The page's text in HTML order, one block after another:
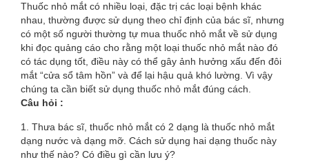
NHỎ
MẮT
ĐÚNG
CÁCH
Thuốc nhỏ mắt có nhiều loại, đặc trị các loại bệnh khác
nhau, thường được sử dụng theo chỉ định của bác sĩ, nhưng
có một số người thường tự mua thuốc nhỏ mắt về sử dụng
khi đọc quảng cáo cho rằng một loại thuốc nhỏ mắt nào đó
có tác dụng tốt, điều này có thể gây ảnh hưởng xấu đến đôi
mắt “cửa sổ tâm hồn” và để lại hậu quả khó lường. Vì vậy
chúng ta cần biết sử dụng thuốc nhỏ mắt đúng cách.
Câu hỏi :
1. Thưa bác sĩ, thuốc nhỏ mắt có 2 dạng là thuốc nhỏ mắt
dạng nước và dạng mỡ. Cách sử dụng hai dạng thuốc này
như thế nào? Có điều gì cần lưu ý?